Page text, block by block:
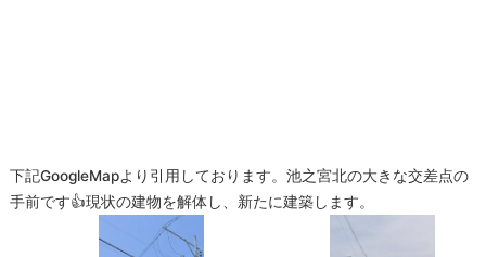
下記GoogleMapより引用しております。池之宮北の大きな交差点の
手前です👍現状の建物を解体し、新たに建築します。